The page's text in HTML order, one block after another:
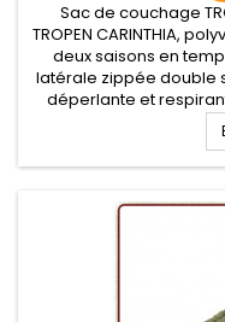
Sac de couchage
TROPEN CARINTHIA,
deux saisons en
latérale zippée double
déperlante et
Complément hiver